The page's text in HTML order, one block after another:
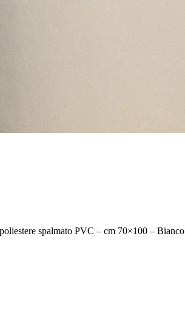
spalmato PVC – cm 70×100 – Bianco